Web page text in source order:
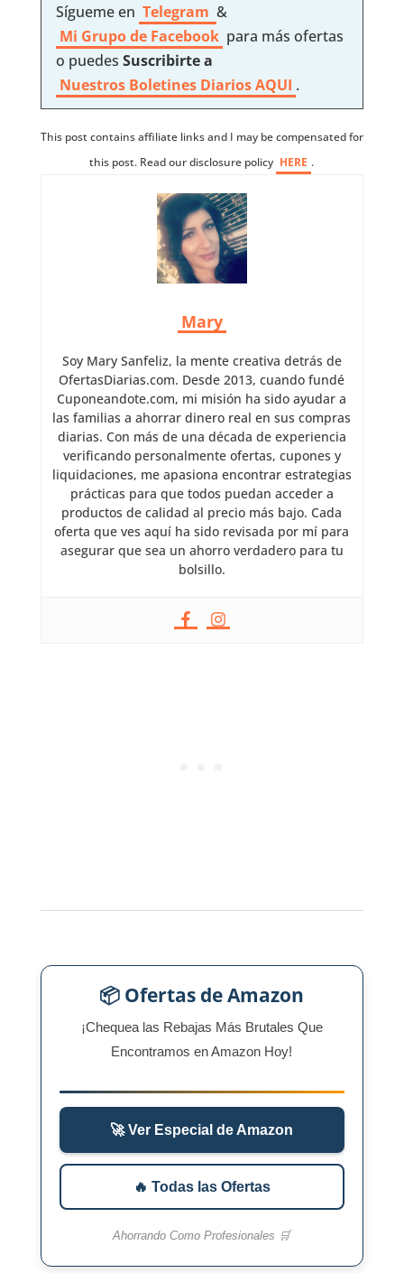
Sígueme en Telegram &
Mi Grupo de Facebook para más ofertas
o puedes Suscribirte a
Nuestros Boletines Diarios AQUI .
This post contains affiliate links and I may be compensated for
this post. Read our disclosure policy HERE .
Mary
Soy Mary Sanfeliz, la mente creativa detrás de
OfertasDiarias.com. Desde 2013, cuando fundé
Cuponeandote.com, mi misión ha sido ayudar a
las familias a ahorrar dinero real en sus compras
diarias. Con más de una década de experiencia
verificando personalmente ofertas, cupones y
liquidaciones, me apasiona encontrar estrategias
prácticas para que todos puedan acceder a
productos de calidad al precio más bajo. Cada
oferta que ves aquí ha sido revisada por mí para
asegurar que sea un ahorro verdadero para tu
bolsillo.
📦 Ofertas de Amazon
¡Chequea las Rebajas Más Brutales Que
Encontramos en Amazon Hoy!
🚀 Ver Especial de Amazon
🔥 Todas las Ofertas
Ahorrando Como Profesionales 🛒